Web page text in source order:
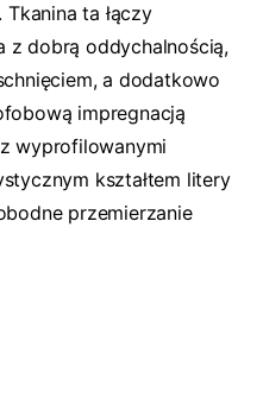
ta łączy
z dobrą oddychalnością,
a dodatkowo
impregnacją
wyprofilowanymi
kształtem litery
przemierzanie